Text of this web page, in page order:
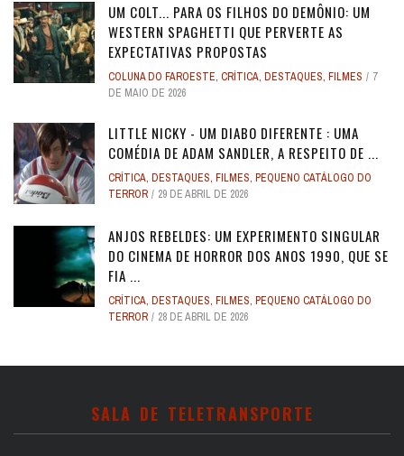
UM COLT... PARA OS FILHOS DO DEMÔNIO: UM
WESTERN SPAGHETTI QUE PERVERTE AS
EXPECTATIVAS PROPOSTAS
COLUNA DO FAROESTE, CRÍTICA, DESTAQUES, FILMES
7
DE MAIO DE 2026
LITTLE NICKY - UM DIABO DIFERENTE : UMA
COMÉDIA DE ADAM SANDLER, A RESPEITO DE ...
CRÍTICA, DESTAQUES, FILMES, PEQUENO CATÁLOGO DO
TERROR
29 DE ABRIL DE 2026
ANJOS REBELDES: UM EXPERIMENTO SINGULAR
DO CINEMA DE HORROR DOS ANOS 1990, QUE SE
FIA ...
CRÍTICA, DESTAQUES, FILMES, PEQUENO CATÁLOGO DO
TERROR
28 DE ABRIL DE 2026
SALA DE TELETRANSPORTE